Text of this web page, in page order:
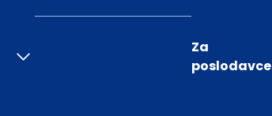
Za
poslodavce